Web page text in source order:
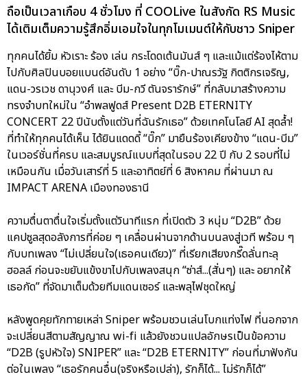
ถือเป็นเวลาเกือบ 4 ชั่วโมง ที่ COOLive ในสังกัด RS Music
ได้เติมเต็มความรู้สึกอิ่มเอมใจในทุกโมเมนต์ให้กับชาว Sniper
ทุกคนได้ยิ้ม หัวเราะ ร้อง เล่น กระโดดเต้นมันส์ ๆ และแม้แต่ร้องไห้ตาม
ไปกับศิลปินบอยแบนด์อันดับ 1 อย่าง “บิ๊ก-ปาณรวัฐ กิตติกรเจริญ,
แดน-วรเวช ดานุวงศ์ และ บีม-กวี ตันจรารักษ์” ที่กลับมาสร้างความ
ทรงจำบทใหม่ใน “อำพลฟูดส์ Present D2B ETERNITY
CONCERT 22 ปีนับตั้งแต่วันที่ฉันรักเธอ” ด้วยเทคโนโลยี AI สุดล้ำ!
ที่ทำให้ทุกคนได้เห็น ได้ยินแดดดี้ “บิ๊ก” มายืนร้องเคียงข้าง “แดน-บีม”
ในเวอร์ชั่นที่ครบ และสมบูรณ์แบบที่สุดในรอบ 22 ปี กับ 2 รอบที่ไม่
เหมือนกัน เมื่อวันเสาร์ที่ 5 และอาทิตย์ที่ 6 สิงหาคม ที่ผ่านมา ณ
IMPACT ARENA เมืองทองธานี
ความตื่นตาตื่นใจเริ่มตั้งแต่วินาทีแรก ที่เปิดตัว 3 หนุ่ม “D2B” ด้วย
แคปซูลสุดอลังการที่ค่อย ๆ เคลื่อนผ่านจากด้านบนลงสู่เวที พร้อม ๆ
กับบทเพลง “ไม่เปลี่ยนใจ(เธอคนเดียว)” ที่เรียกเสียงกรี๊ดลั่นทะลุ
ฮอลล์ ก่อนจะขยับแข้งขาไปกับเพลงสนุก “ซ่าส์...(สั่นๆ) และ อยากให้
เธอกัด” ที่จัดมาเต็มด้วยทีมแดนเซอร์ และพลุไฟชุดใหญ่
หลังพูดคุยทักทายเหล่า Sniper พร้อมชวนเล่นโบกแท่งไฟ ที่นอกจาก
จะเปลี่ยนสีตามสัญญาณ wi-fi แล้วยังชวนแปลอักษรเป็นข้อความ
“D2B (รูปหัวใจ) SNIPER” และ “D2B ETERNITY” ก่อนที่มาฟังกัน
ต่อในเพลง “เธอรักคนอื่น(จริงหรือเปล่า), รักก็ได้... ไม่รักก็ได้”